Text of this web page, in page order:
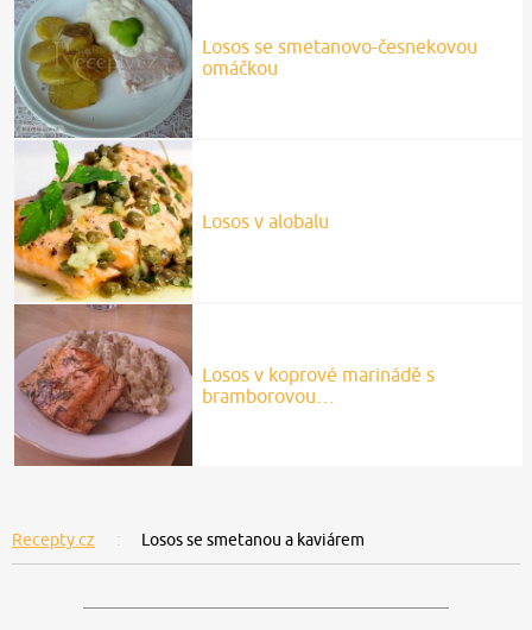
Losos se smetanovo-česnekovou
omáčkou
Losos v alobalu
Losos v koprové marinádě s
bramborovou…
Recepty.cz Losos se smetanou a kaviárem